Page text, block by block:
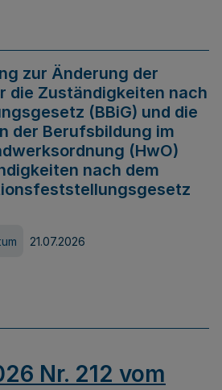
zur Änderung der
die Zuständigkeiten nach
(BBiG) und die
der Berufsbildung im
(HwO)
nach dem
21.07.2026
Nr. 212 vom